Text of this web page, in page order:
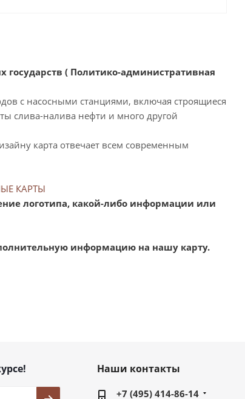
( Политико-административная
с насосными станциями, включая строящиеся
слива-налива нефти и много другой
карта отвечает всем современным
КАРТЫ
логотипа, какой-либо информации или
информацию на нашу карту.
Наши контакты
+7 (495) 414-86-14